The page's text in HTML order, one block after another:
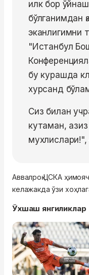
илк бор
бўлганимдан
эканлигимни
"Истанбул
бу курашда
хурсанд
Сиз билан
кутаман,
мухлислари!",
Аввалроқ ЦСКА
келажакда ўзи
Ўхшаш янгиликлар